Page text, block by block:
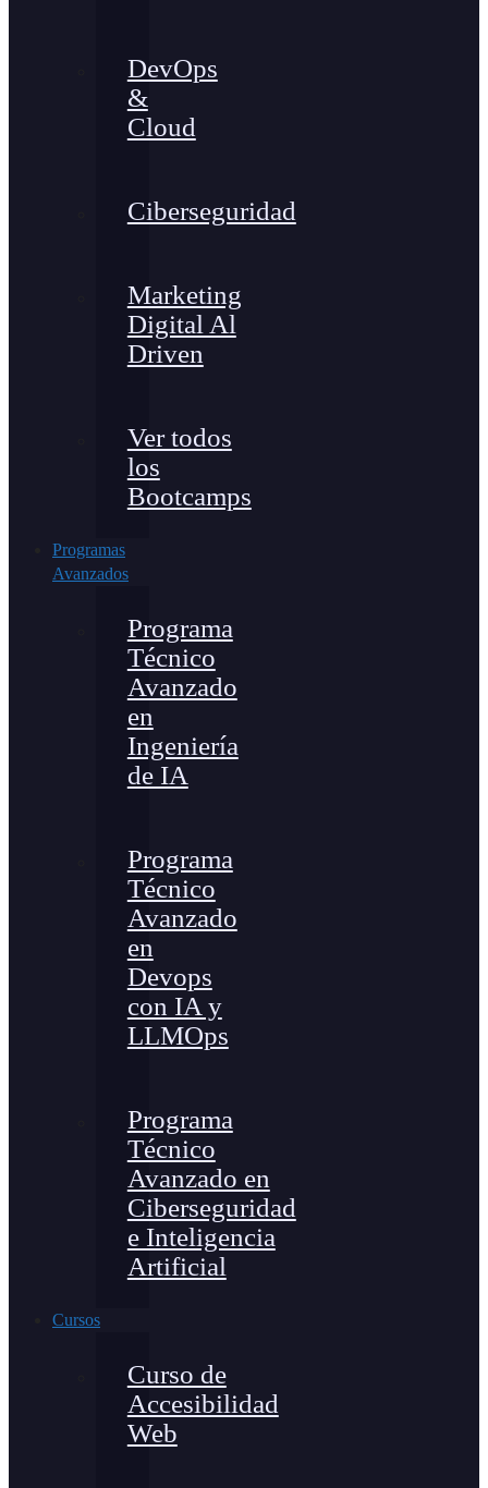
DevOps
&
Cloud
Ciberseguridad
Marketing
Digital Al
Driven
Ver todos
los
Bootcamps
Programas
Avanzados
Programa
Técnico
Avanzado
en
Ingeniería
de IA
Programa
Técnico
Avanzado
en
Devops
con IA y
LLMOps
Programa
Técnico
Avanzado en
Ciberseguridad
e Inteligencia
Artificial
Cursos
Curso de
Accesibilidad
Web